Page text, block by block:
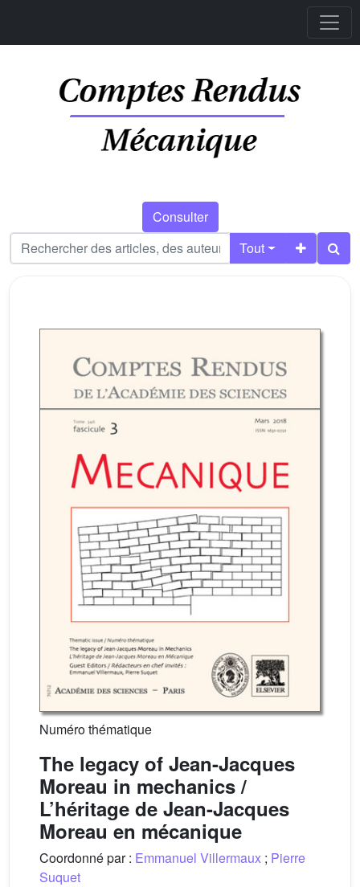
Consulter
Tout
Numéro thématique
The legacy of Jean-Jacques
Moreau in mechanics /
L’héritage de Jean-Jacques
Moreau en mécanique
Coordonné par : Emmanuel Villermaux ; Pierre
Suquet